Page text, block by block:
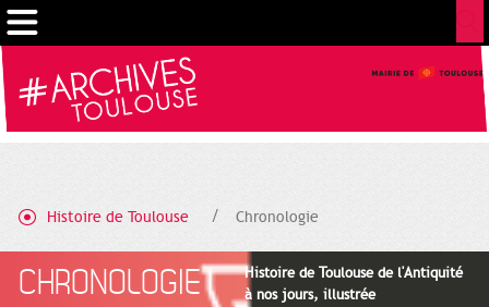
Histoire de Toulouse Chronologie
CHRONOLOGIE
Histoire de Toulouse de l'Antiquité
à nos jours, illustrée
Gestion de vos préférences sur les cookies